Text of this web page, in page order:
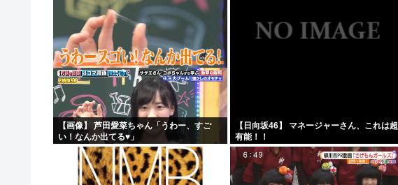
【画像】 芦田愛菜ちゃん「うわー、すご
い！なんか出てる♥」
【日向坂46】 マネージャーさん、これは超
有能！！